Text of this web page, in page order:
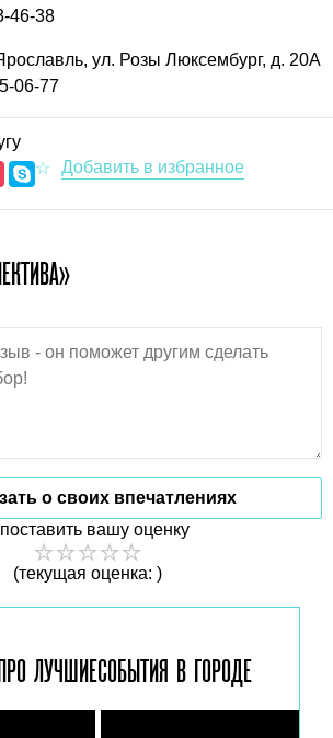
46-38
ул. Розы Люксембург, д. 20А
06-77
о своих впечатлениях
вашу оценку
(текущая оценка: )
ЛУЧШИЕСОБЫТИЯ В ГОРОДЕ